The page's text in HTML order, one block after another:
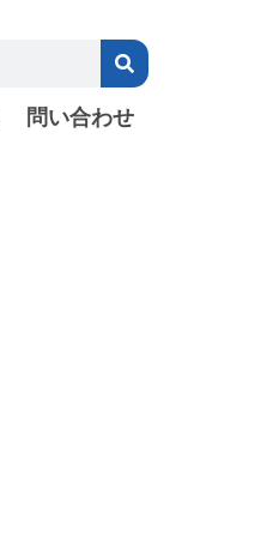
問い合わせ